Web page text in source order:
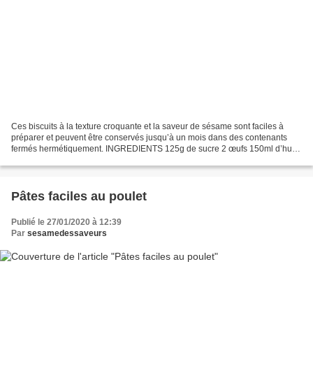
Ces biscuits à la texture croquante et la saveur de sésame sont faciles à
préparer et peuvent être conservés jusqu’à un mois dans des contenants
fermés hermétiquement. INGREDIENTS 125g de sucre 2 œufs 150ml d’huile
Pâtes faciles au poulet
Publié le 27/01/2020 à 12:39
Par sesamedessaveurs